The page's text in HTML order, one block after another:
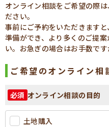
オンライン相談をご希望の際
ださい。
事前にご予約をいただきます
準備ができ、より多くのご提
い。お急ぎの場合はお手数で
ご希望のオンライン相
必須 オンライン相談の目的
土地購入